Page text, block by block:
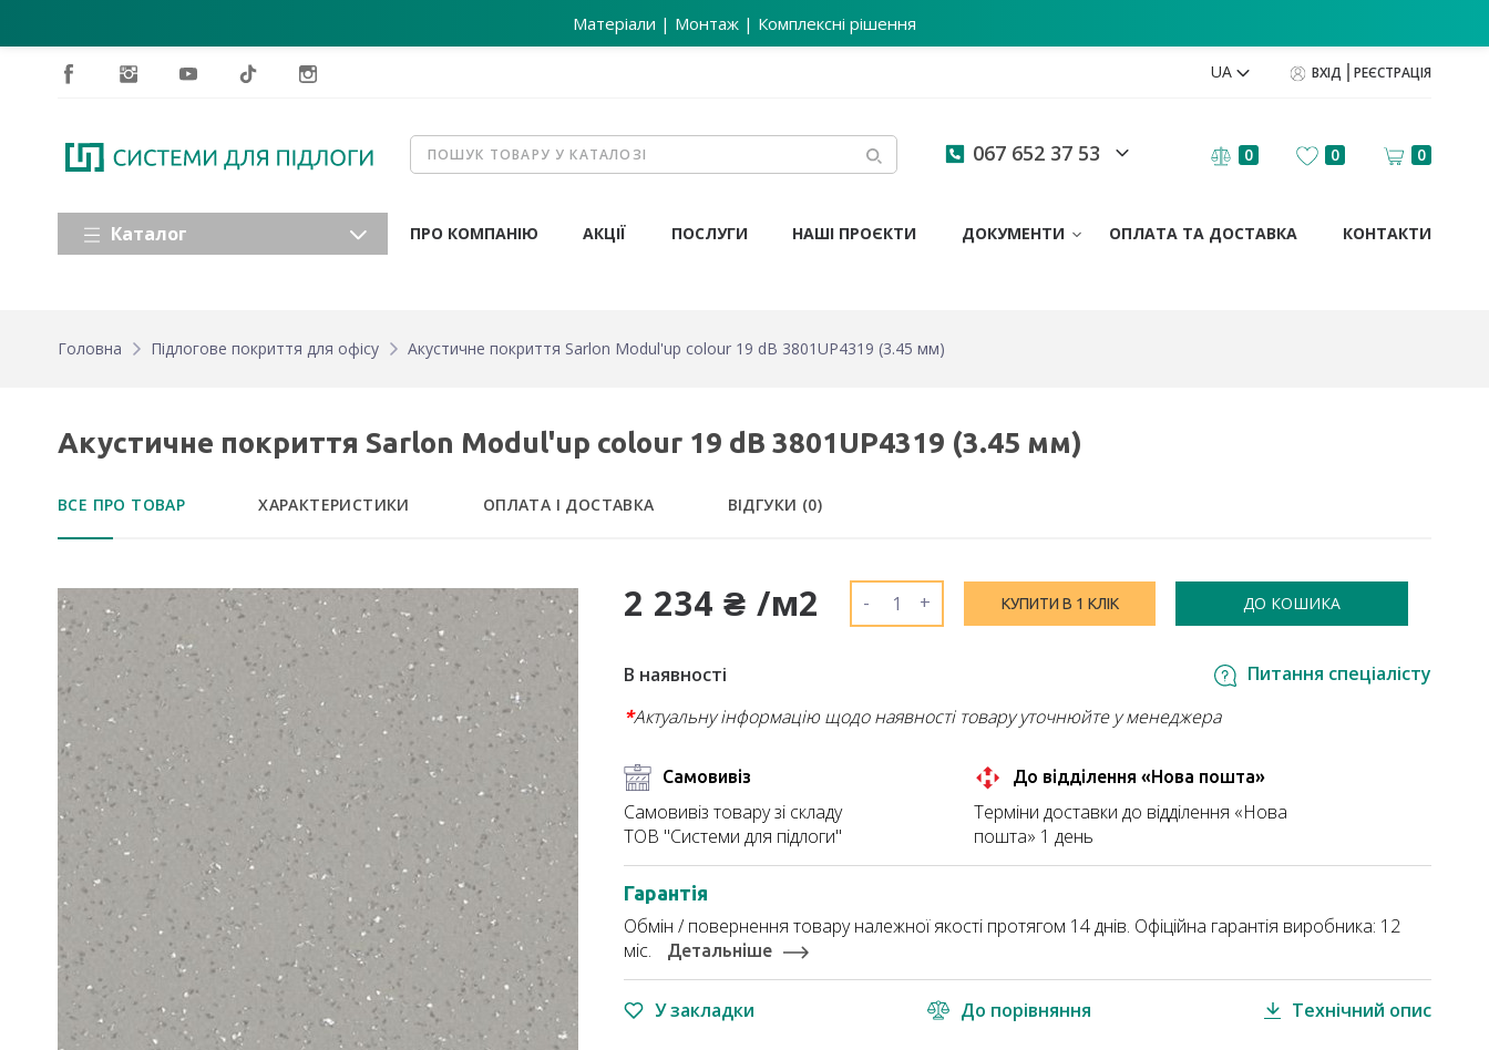
Матеріали | Монтаж | Комплексні рішення
UA ВХІД РЕЄСТРАЦІЯ
067 652 37 53 0 0 0
Каталог ПРО КОМПАНІЮ АКЦІЇ ПОСЛУГИ НАШІ ПРОЄКТИ ДОКУМЕНТИ ОПЛАТА ТА ДОСТАВКА КОНТАКТИ
Головна Підлогове покриття для офісу Акустичне покриття Sarlon Modul'up colour 19 dB 3801UP4319 (3.45 мм)
Акустичне покриття Sarlon Modul'up colour 19 dB 3801UP4319 (3.45 мм)
ВСЕ ПРО ТОВАР ХАРАКТЕРИСТИКИ ОПЛАТА І ДОСТАВКА ВІДГУКИ (0)
2 234 ₴ /м2 - + КУПИТИ В 1 КЛІК ДО КОШИКА
В наявності
Питання спеціалісту
*Актуальну інформацію щодо наявності товару уточнюйте у менеджера
Самовивіз
Самовивіз товару зі складу
ТОВ "Системи для підлоги"
До відділення «Нова пошта»
Терміни доставки до відділення «Нова
пошта» 1 день
Гарантія
Обмін / повернення товару належної якості протягом 14 днів. Офіційна гарантія виробника: 12
міс.
Детальніше
У закладки До порівняння Технічний опис